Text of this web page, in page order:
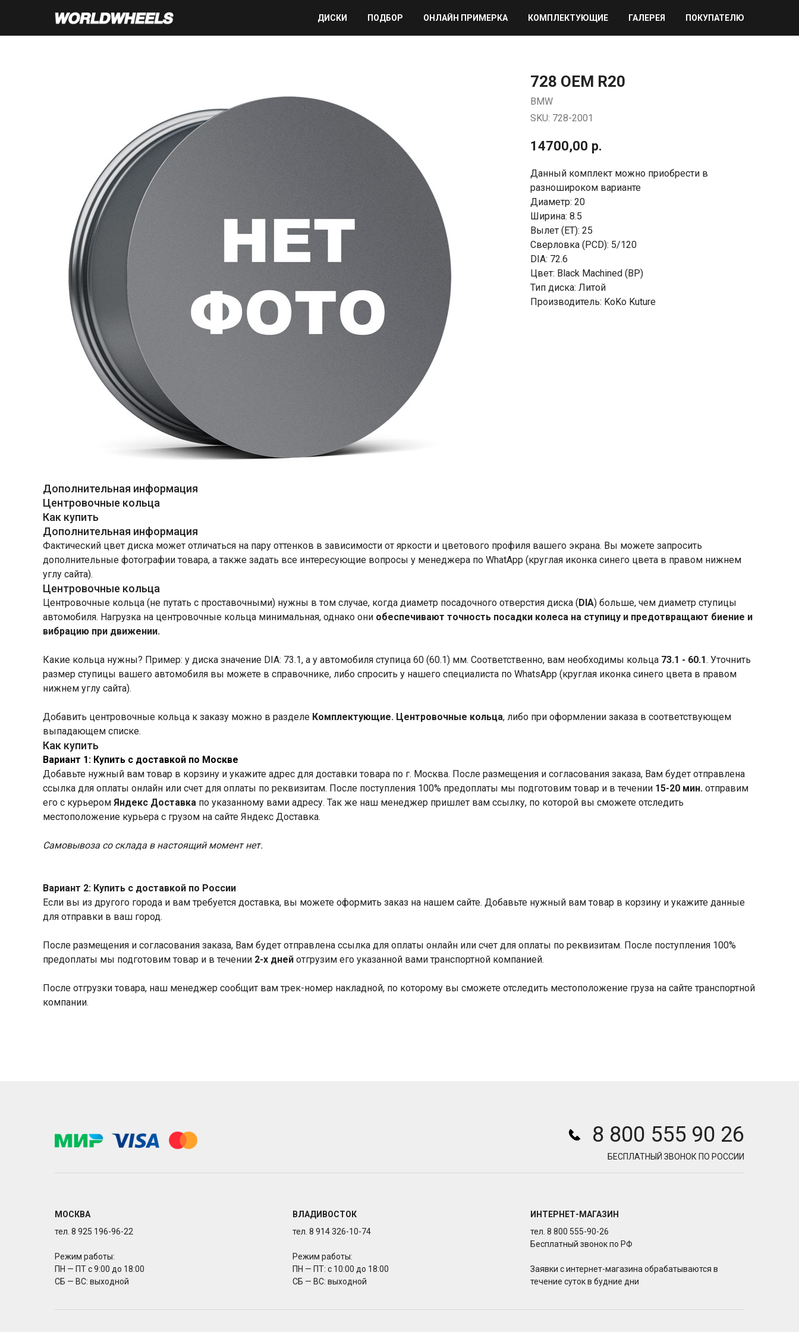
ДИСКИ ПОДБОР ОНЛАЙН ПРИМЕРКА КОМПЛЕКТУЮЩИЕ ГАЛЕРЕЯ ПОКУПАТЕЛЮ
728 OEM R20
BMW
SKU: 728-2001
14700,00 р.
Данный комплект можно приобрести в
разношироком варианте
Диаметр: 20
Ширина: 8.5
Вылет (ET): 25
Сверловка (PCD): 5/120
DIA: 72.6
Цвет: Black Machined (BP)
Тип диска: Литой
Производитель: KoKo Kuture
Дополнительная информация
Центровочные кольца
Как купить
Дополнительная информация
Фактический цвет диска может отличаться на пару оттенков в зависимости от яркости и цветового профиля вашего экрана. Вы можете запросить
дополнительные фотографии товара, а также задать все интересующие вопросы у менеджера по WhatApp (круглая иконка синего цвета в правом нижнем
углу сайта).
Центровочные кольца
Центровочные кольца (не путать с проставочными) нужны в том случае, когда диаметр посадочного отверстия диска (DIA) больше, чем диаметр ступицы
автомобиля. Нагрузка на центровочные кольца минимальная, однако они обеспечивают точность посадки колеса на ступицу и предотвращают биение и
вибрацию при движении.
Какие кольца нужны? Пример: у диска значение DIA: 73.1, а у автомобиля ступица 60 (60.1) мм. Соответственно, вам необходимы кольца 73.1 - 60.1. Уточнить
размер ступицы вашего автомобиля вы можете в справочнике, либо спросить у нашего специалиста по WhatsApp (круглая иконка синего цвета в правом
нижнем углу сайта).
Добавить центровочные кольца к заказу можно в разделе Комплектующие. Центровочные кольца, либо при оформлении заказа в соответствующем
выпадающем списке.
Как купить
Вариант 1: Купить с доставкой по Москве
Добавьте нужный вам товар в корзину и укажите адрес для доставки товара по г. Москва. После размещения и согласования заказа, Вам будет отправлена
ссылка для оплаты онлайн или счет для оплаты по реквизитам. После поступления 100% предоплаты мы подготовим товар и в течении 15-20 мин. отправим
его с курьером Яндекс Доставка по указанному вами адресу. Так же наш менеджер пришлет вам ссылку, по которой вы сможете отследить
местоположение курьера с грузом на сайте Яндекс Доставка.
Самовывоза со склада в настоящий момент нет.
Вариант 2: Купить с доставкой по России
Если вы из другого города и вам требуется доставка, вы можете оформить заказ на нашем сайте. Добавьте нужный вам товар в корзину и укажите данные
для отправки в ваш город.
После размещения и согласования заказа, Вам будет отправлена ссылка для оплаты онлайн или счет для оплаты по реквизитам. После поступления 100%
предоплаты мы подготовим товар и в течении 2-х дней отгрузим его указанной вами транспортной компанией.
После отгрузки товара, наш менеджер сообщит вам трек-номер накладной, по которому вы сможете отследить местоположение груза на сайте транспортной
компании.
8 800 555 90 26
БЕСПЛАТНЫЙ ЗВОНОК ПО РОССИИ
МОСКВА
тел. 8 925 196-96-22
Режим работы:
ПН — ПТ с 9:00 до 18:00
СБ — ВС: выходной
ВЛАДИВОСТОК
тел. 8 914 326-10-74
Режим работы:
ПН — ПТ: с 10:00 до 18:00
СБ — ВС: выходной
ИНТЕРНЕТ-МАГАЗИН
тел. 8 800 555-90-26
Бесплатный звонок по РФ
Заявки с интернет-магазина обрабатываются в
течение суток в будние дни